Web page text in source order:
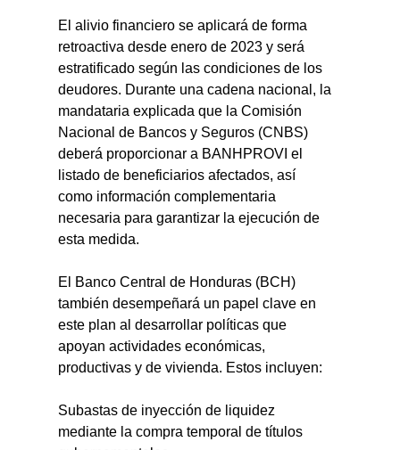
El alivio financiero se aplicará de forma
retroactiva desde enero de 2023 y será
estratificado según las condiciones de los
deudores. Durante una cadena nacional, la
mandataria explicada que la Comisión
Nacional de Bancos y Seguros (CNBS)
deberá proporcionar a BANHPROVI el
listado de beneficiarios afectados, así
como información complementaria
necesaria para garantizar la ejecución de
esta medida.
El Banco Central de Honduras (BCH)
también desempeñará un papel clave en
este plan al desarrollar políticas que
apoyan actividades económicas,
productivas y de vivienda. Estos incluyen:
Subastas de inyección de liquidez
mediante la compra temporal de títulos